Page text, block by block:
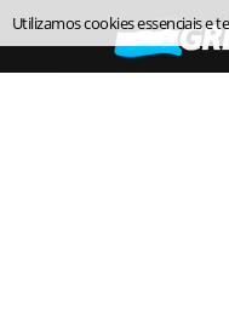
Utilizamos cookies essenciais e